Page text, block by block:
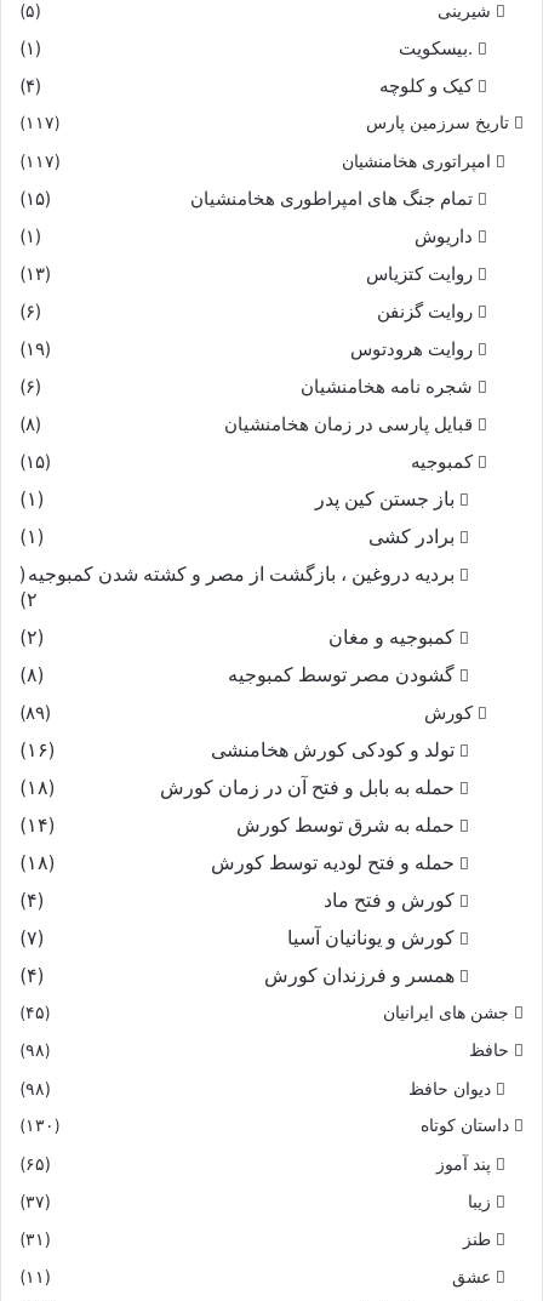
شیرینی (۵)
.بیسکویت
(۱)
کیک و کلوچه
(۴)
تاریخ سرزمین پارس (۱۱۷)
امپراتوری هخامنشیان (۱۱۷)
تمام جنگ های امپراطوری هخامنشیان
(۱۵)
داریوش
(۱)
روایت کتزیاس
(۱۳)
روایت گزنفن
(۶)
روایت هرودتوس
(۱۹)
شجره نامه هخامنشیان
(۶)
قبایل پارسی در زمان هخامنشیان
(۸)
کمبوجیه
(۱۵)
باز جستن کین پدر
(۱)
برادر کشی
(۱)
بردیه دروغین ، بازگشت از مصر و کشته شدن کمبوجیه (
۲)
کمبوجیه و مغان
(۲)
گشودن مصر توسط کمبوجیه
(۸)
کورش
(۸۹)
تولد و کودکی کورش هخامنشی
(۱۶)
حمله به بابل و فتح آن در زمان کورش
(۱۸)
حمله به شرق توسط کورش
(۱۴)
حمله و فتح لودیه توسط کورش
(۱۸)
کورش و فتح ماد
(۴)
کورش و یونانیان آسیا
(۷)
همسر و فرزندان کورش
(۴)
جشن های ایرانیان
(۴۵)
حافظ
(۹۸)
دیوان حافظ (۹۸)
داستان کوتاه (۱۳۰)
پند آموز
(۶۵)
زیبا
(۳۷)
طنز
(۳۱)
عشق
(۱۱)